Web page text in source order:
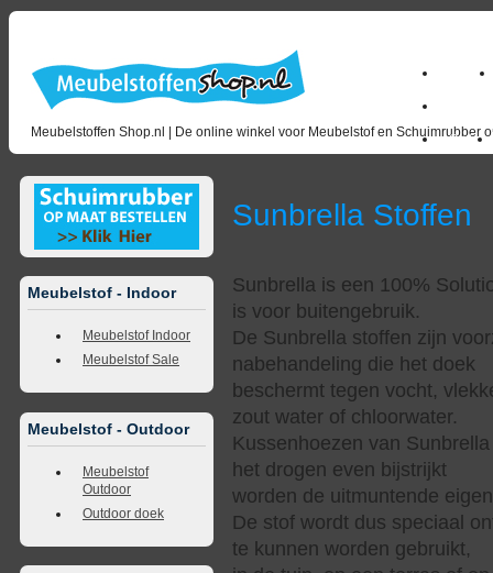
Meubelstoffen Shop.nl | De online winkel voor Meubelstof en Schuimrubber
Home
Outlet
Meubelstof - Indoor
Meubelstof Indoor
Meubelstof Sale
Meubelstof - Outdoor
Meubelstof
Outdoor
Outdoor doek
Sunbrella Stoffen
Sunbrella is een 100%
is voor buitengebruik.
De Sunbrella stoffen zijn
nabehandeling die het doek
beschermt tegen vocht,
zout water of chloorwater.
Kussenhoezen van
het drogen even bijstrijkt
worden de uitmuntende
De stof wordt dus speciaal
te kunnen worden gebruikt,